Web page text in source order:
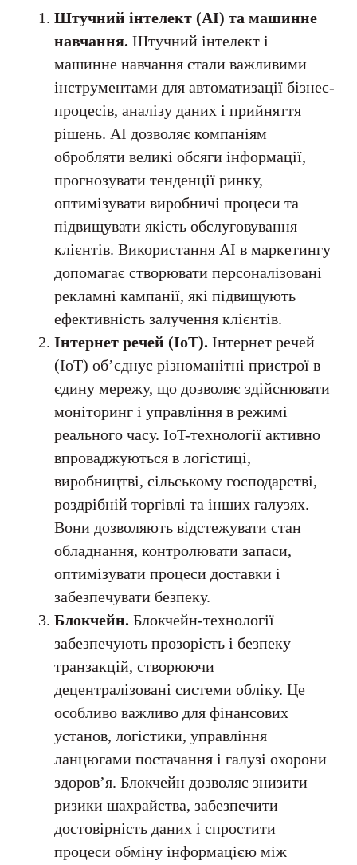
Штучний інтелект (AI) та машинне
навчання. Штучний інтелект і
машинне навчання стали важливими
інструментами для автоматизації бізнес-
процесів, аналізу даних і прийняття
рішень. AI дозволяє компаніям
обробляти великі обсяги інформації,
прогнозувати тенденції ринку,
оптимізувати виробничі процеси та
підвищувати якість обслуговування
клієнтів. Використання AI в маркетингу
допомагає створювати персоналізовані
рекламні кампанії, які підвищують
ефективність залучення клієнтів.
Інтернет речей (IoT). Інтернет речей
(IoT) об’єднує різноманітні пристрої в
єдину мережу, що дозволяє здійснювати
моніторинг і управління в режимі
реального часу. IoT-технології активно
впроваджуються в логістиці,
виробництві, сільському господарстві,
роздрібній торгівлі та інших галузях.
Вони дозволяють відстежувати стан
обладнання, контролювати запаси,
оптимізувати процеси доставки і
забезпечувати безпеку.
Блокчейн. Блокчейн-технології
забезпечують прозорість і безпеку
транзакцій, створюючи
децентралізовані системи обліку. Це
особливо важливо для фінансових
установ, логістики, управління
ланцюгами постачання і галузі охорони
здоров’я. Блокчейн дозволяє знизити
ризики шахрайства, забезпечити
достовірність даних і спростити
процеси обміну інформацією між